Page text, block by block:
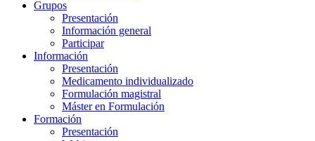
Grupos
Presentación
Información general
Participar
Información
Presentación
Medicamento individualizado
Formulación magistral
Máster en Formulación
Formación
Presentación